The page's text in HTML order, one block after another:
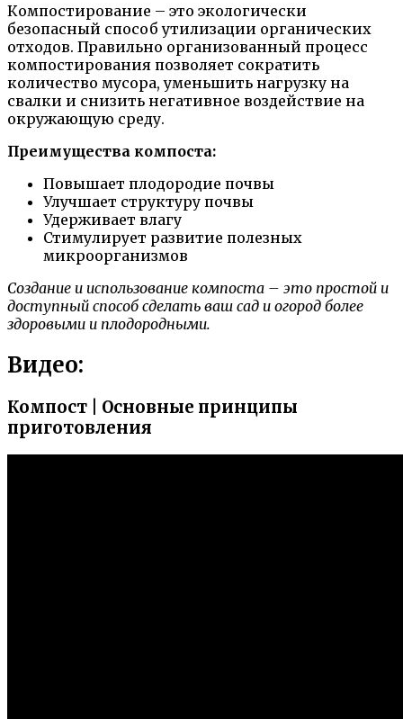
Компостирование – это экологически
безопасный способ утилизации органических
отходов. Правильно организованный процесс
компостирования позволяет сократить
количество мусора, уменьшить нагрузку на
свалки и снизить негативное воздействие на
окружающую среду.
Преимущества компоста:
Повышает плодородие почвы
Улучшает структуру почвы
Удерживает влагу
Стимулирует развитие полезных
микроорганизмов
Создание и использование компоста – это простой и
доступный способ сделать ваш сад и огород более
здоровыми и плодородными.
Видео:
Компост | Основные принципы
приготовления